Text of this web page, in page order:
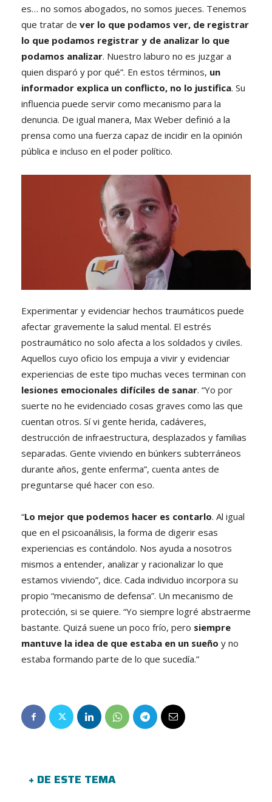
es… no somos abogados, no somos jueces. Tenemos
que tratar de ver lo que podamos ver, de registrar
lo que podamos registrar y de analizar lo que
podamos analizar. Nuestro laburo no es juzgar a
quien disparó y por qué”. En estos términos, un
informador explica un conflicto, no lo justifica. Su
influencia puede servir como mecanismo para la
denuncia. De igual manera, Max Weber definió a la
prensa como una fuerza capaz de incidir en la opinión
pública e incluso en el poder político.
Experimentar y evidenciar hechos traumáticos puede
afectar gravemente la salud mental. El estrés
postraumático no solo afecta a los soldados y civiles.
Aquellos cuyo oficio los empuja a vivir y evidenciar
experiencias de este tipo muchas veces terminan con
lesiones emocionales difíciles de sanar. “Yo por
suerte no he evidenciado cosas graves como las que
cuentan otros. Sí vi gente herida, cadáveres,
destrucción de infraestructura, desplazados y familias
separadas. Gente viviendo en búnkers subterráneos
durante años, gente enferma”, cuenta antes de
preguntarse qué hacer con eso.
“Lo mejor que podemos hacer es contarlo. Al igual
que en el psicoanálisis, la forma de digerir esas
experiencias es contándolo. Nos ayuda a nosotros
mismos a entender, analizar y racionalizar lo que
estamos viviendo”, dice. Cada individuo incorpora su
propio “mecanismo de defensa”. Un mecanismo de
protección, si se quiere. “Yo siempre logré abstraerme
bastante. Quizá suene un poco frío, pero siempre
mantuve la idea de que estaba en un sueño y no
estaba formando parte de lo que sucedía.”
+ DE ESTE TEMA